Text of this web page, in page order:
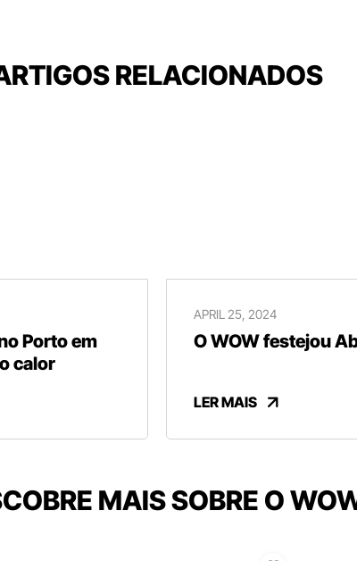
RELACIONADOS
Porto em
calor
APRIL 25, 2024
O WOW festejou
LER MAIS
MAIS SOBRE O